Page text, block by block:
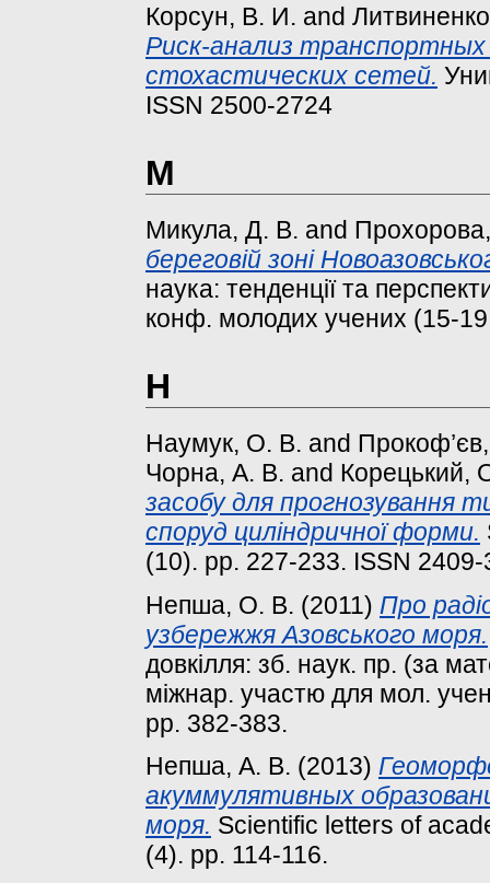
Корсун, В. И. and
Риск-анализ
стохастических сетей.
ISSN 2500-2724
М
Микула, Д. В. and
береговій зоні
наука: тенденції та
конф. молодих учених (15-
Н
Наумук, О. В. and
Чорна, А. В. and Корецький,
засобу для прогнозування
споруд циліндричної форми.
(10). pp. 227-233. ISSN
Непша, О. В. (2011) Про
узбережжя Азовського моря.
довкілля: зб. наук. пр. (за
міжнар. участю для мол.
pp. 382-383.
Непша, А. В. (2013)
акуммулятивных
моря. Scientific letters of
(4). pp. 114-116.